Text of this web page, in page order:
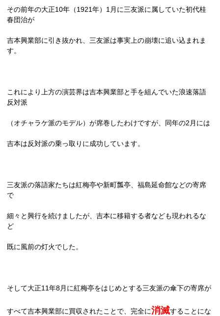
その前年の大正10年（1921年） 1 月に三友派に属していた初代桂
春団治が
吉本興業部に引き抜かれ、三友派は事実上の崩壊に追い込まれま
す。
これにより上方の演芸界は吉本興業部と手を組んでいた浪速落語
反対派
（オチャラケ派のモデル）が席巻したわけですが、同年の2 月には
吉本は反対派の乗っ取りに成功しています。
三友派の落語家たちは紅梅亭や新町瓢亭、福島延命館などの寄席
で
細々と興行を続けましたが、吉本に移籍する者なども現われるな
ど
既に風前の灯火でした。
そして大正11年8月に紅梅亭をはじめとする三友派の傘下の寄席が
すべて吉本興業部に買収されたことで、完全に消滅することにな